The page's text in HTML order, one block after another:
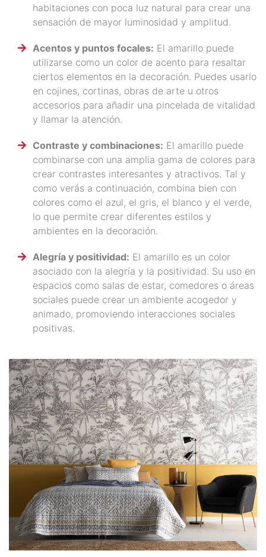
habitaciones con poca luz natural para crear una
sensación de mayor luminosidad y amplitud.
Acentos y puntos focales: El amarillo puede
utilizarse como un color de acento para resaltar
ciertos elementos en la decoración. Puedes usarlo
en cojines, cortinas, obras de arte u otros
accesorios para añadir una pincelada de vitalidad
y llamar la atención.
Contraste y combinaciones: El amarillo puede
combinarse con una amplia gama de colores para
crear contrastes interesantes y atractivos. Tal y
como verás a continuación, combina bien con
colores como el azul, el gris, el blanco y el verde,
lo que permite crear diferentes estilos y
ambientes en la decoración.
Alegría y positividad: El amarillo es un color
asociado con la alegría y la positividad. Su uso en
espacios como salas de estar, comedores o áreas
sociales puede crear un ambiente acogedor y
animado, promoviendo interacciones sociales
positivas.